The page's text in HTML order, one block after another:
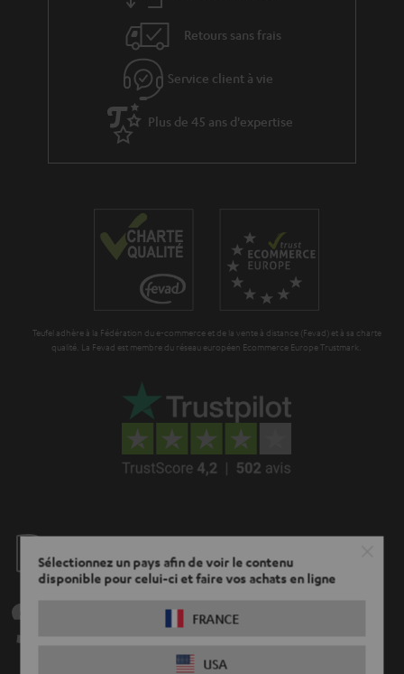
Sélectionnez un pays afin de voir le contenu
disponible pour celui-ci et faire vos achats en ligne
FRANCE
USA
Retours sans frais
Service client à vie
Plus de 45 ans d'expertise
Teufel adhère à la Fédération du e-commerce et de la vente à distance (Fevad) et à sa charte
qualité. La Fevad est membre du réseau européen Ecommerce Europe Trustmark.
Le Blog Teufel
Technologies audio, modes, conseils & astuces